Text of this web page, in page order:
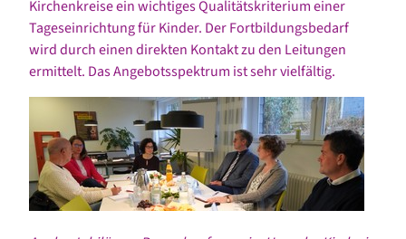
Kirchenkreise ein wichtiges Qualitätskriterium einer
Tageseinrichtung für Kinder. Der Fortbildungsbedarf
wird durch einen direkten Kontakt zu den Leitungen
ermittelt. Das Angebotsspektrum ist sehr vielfältig.